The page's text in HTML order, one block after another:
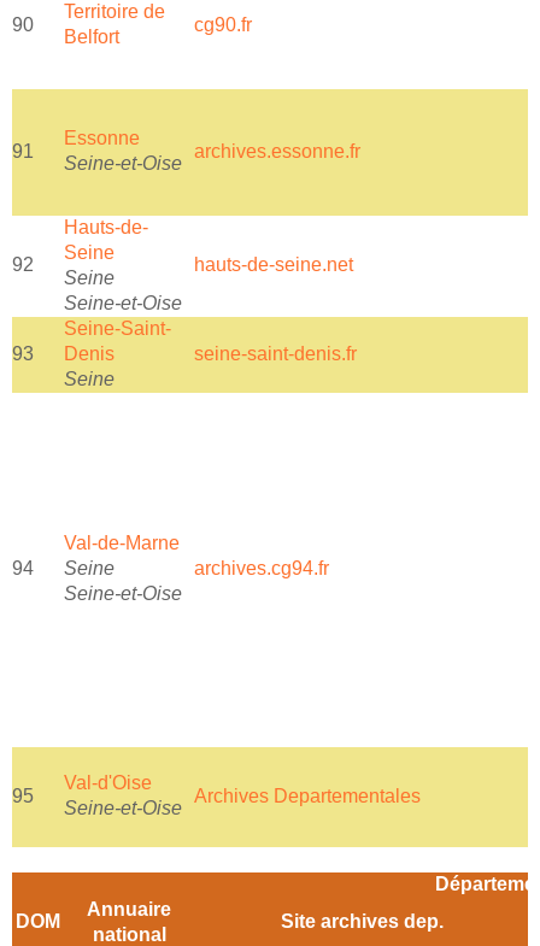
90
Territoire de
Belfort
cg90.fr
91
Essonne
Seine-et-Oise
archives.essonne.fr
92
Hauts-de-
Seine
Seine
Seine-et-Oise
hauts-de-seine.net
93
Seine-Saint-
Denis
Seine
seine-saint-denis.fr
94
Val-de-Marne
Seine
Seine-et-Oise
archives.cg94.fr
95
Val-d'Oise
Seine-et-Oise
Archives Departementales
DOM
Annuaire
national
Site archives dep.